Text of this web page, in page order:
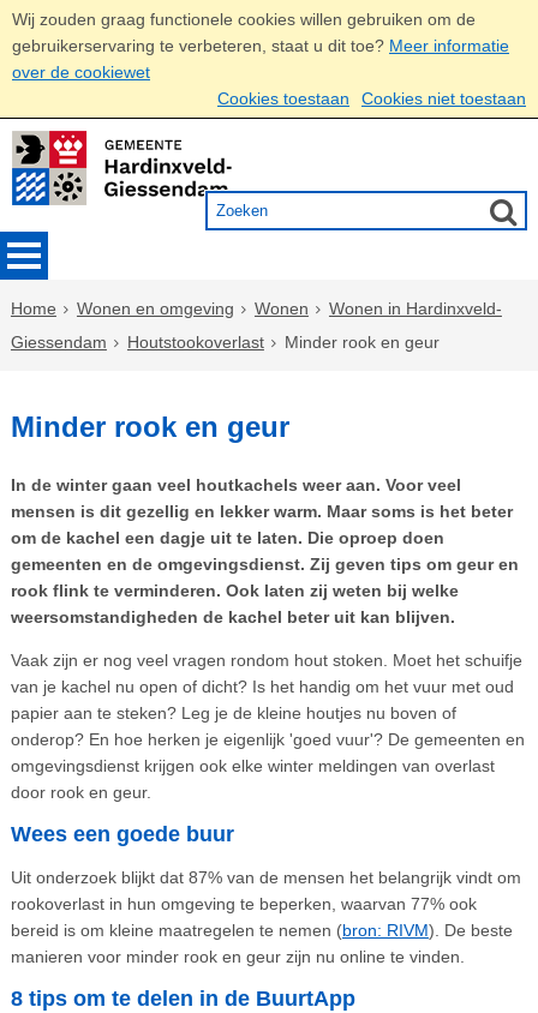
Wij zouden graag functionele cookies willen gebruiken om de
gebruikerservaring te verbeteren, staat u dit toe? Meer informatie
over de cookiewet
Cookies toestaan
Cookies niet toestaan
Home Wonen en omgeving Wonen
Wonen in Hardinxveld-
Giessendam
Houtstookoverlast Minder rook en geur
Minder rook en geur
In de winter gaan veel houtkachels weer aan. Voor veel
mensen is dit gezellig en lekker warm. Maar soms is het beter
om de kachel een dagje uit te laten. Die oproep doen
gemeenten en de omgevingsdienst. Zij geven tips om geur en
rook flink te verminderen. Ook laten zij weten bij welke
weersomstandigheden de kachel beter uit kan blijven.
Vaak zijn er nog veel vragen rondom hout stoken. Moet het schuifje
van je kachel nu open of dicht? Is het handig om het vuur met oud
papier aan te steken? Leg je de kleine houtjes nu boven of
onderop? En hoe herken je eigenlijk 'goed vuur'? De gemeenten en
omgevingsdienst krijgen ook elke winter meldingen van overlast
door rook en geur.
Wees een goede buur
Uit onderzoek blijkt dat 87% van de mensen het belangrijk vindt om
rookoverlast in hun omgeving te beperken, waarvan 77% ook
bereid is om kleine maatregelen te nemen (bron: RIVM). De beste
manieren voor minder rook en geur zijn nu online te vinden.
8 tips om te delen in de BuurtApp